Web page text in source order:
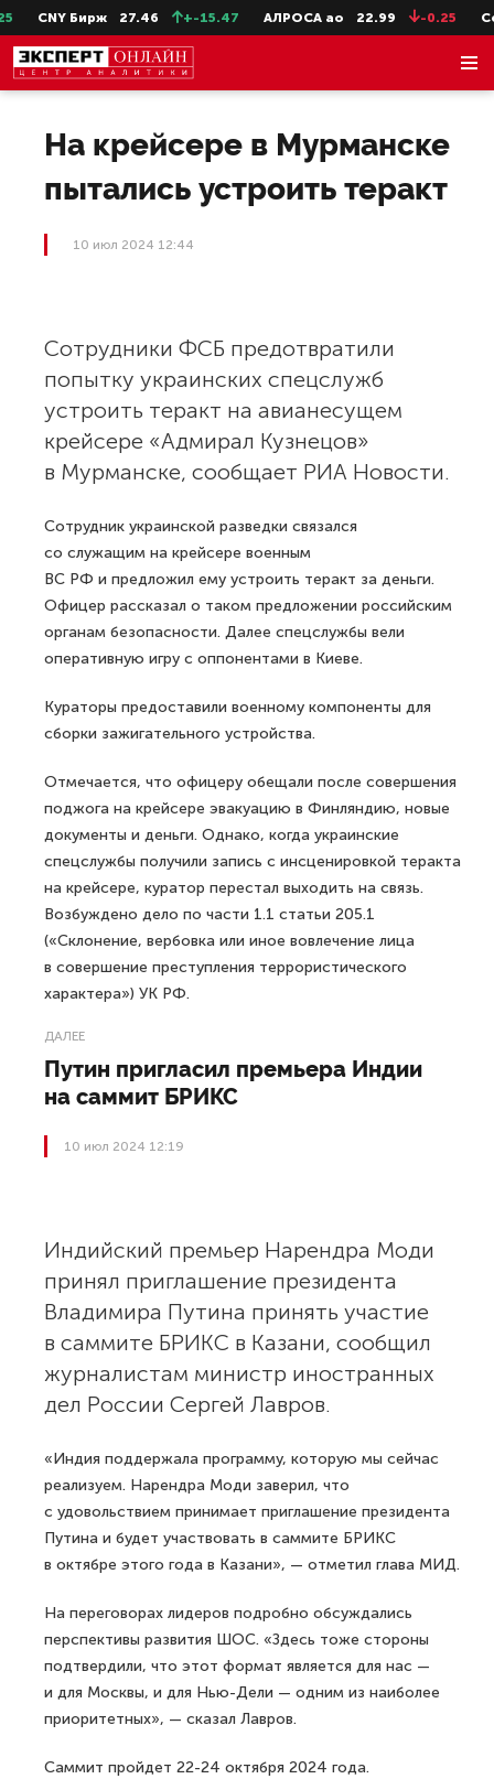
CNY Бирж 27.46 +-15.47 АЛРОСА ао 22.99 -0.25
На крейсере в Мурманске
пытались устроить теракт
10 июл 2024 12:44
Сотрудники ФСБ предотвратили
попытку украинских спецслужб
устроить теракт на авианесущем
крейсере «Адмирал Кузнецов»
в Мурманске, сообщает РИА Новости.
Сотрудник украинской разведки связался
со служащим на крейсере военным
ВС РФ и предложил ему устроить теракт за деньги.
Офицер рассказал о таком предложении российским
органам безопасности. Далее спецслужбы вели
оперативную игру с оппонентами в Киеве.
Кураторы предоставили военному компоненты для
сборки зажигательного устройства.
Отмечается, что офицеру обещали после совершения
поджога на крейсере эвакуацию в Финляндию, новые
документы и деньги. Однако, когда украинские
спецслужбы получили запись с инсценировкой теракта
на крейсере, куратор перестал выходить на связь.
Возбуждено дело по части 1.1 статьи 205.1
(«Склонение, вербовка или иное вовлечение лица
в совершение преступления террористического
характера») УК РФ.
ДАЛЕЕ
Путин пригласил премьера Индии
на саммит БРИКС
10 июл 2024 12:19
Индийский премьер Нарендра Моди
принял приглашение президента
Владимира Путина принять участие
в саммите БРИКС в Казани, сообщил
журналистам министр иностранных
дел России Сергей Лавров.
«Индия поддержала программу, которую мы сейчас
реализуем. Нарендра Моди заверил, что
с удовольствием принимает приглашение президента
Путина и будет участвовать в саммите БРИКС
в октябре этого года в Казани», — отметил глава МИД.
На переговорах лидеров подробно обсуждались
перспективы развития ШОС. «Здесь тоже стороны
подтвердили, что этот формат является для нас —
и для Москвы, и для Нью-Дели — одним из наиболее
приоритетных», — сказал Лавров.
Саммит пройдет 22-24 октября 2024 года.